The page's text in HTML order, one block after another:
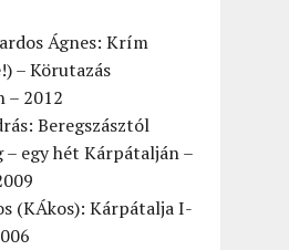
Ágnes: Krím
– Körutazás
– 2012
Beregszásztól
– egy hét Kárpátalján –
(KÁkos): Kárpátalja I-